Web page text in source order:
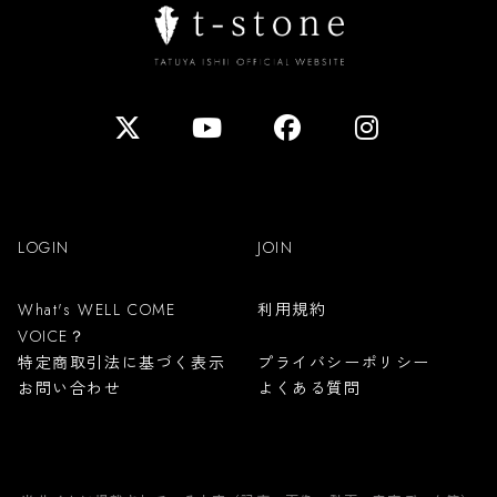
LOGIN JOIN
What's WELL COME
VOICE？
利用規約
特定商取引法に基づく表示
プライバシーポリシー
お問い合わせ
よくある質問